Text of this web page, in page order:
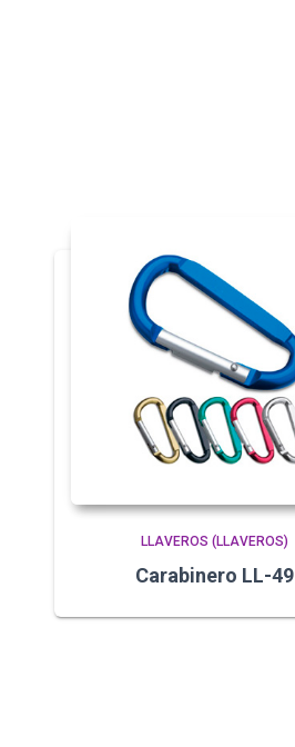
LLAVEROS (LLAVEROS)
Carabinero LL-49